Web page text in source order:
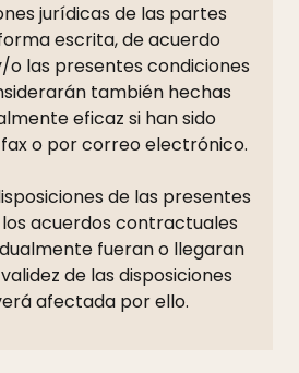
jurídicas de las partes
escrita, de acuerdo
las presentes condiciones
también hechas
eficaz si han sido
o por correo electrónico.
de las presentes
acuerdos contractuales
fueran o llegaran
de las disposiciones
afectada por ello.